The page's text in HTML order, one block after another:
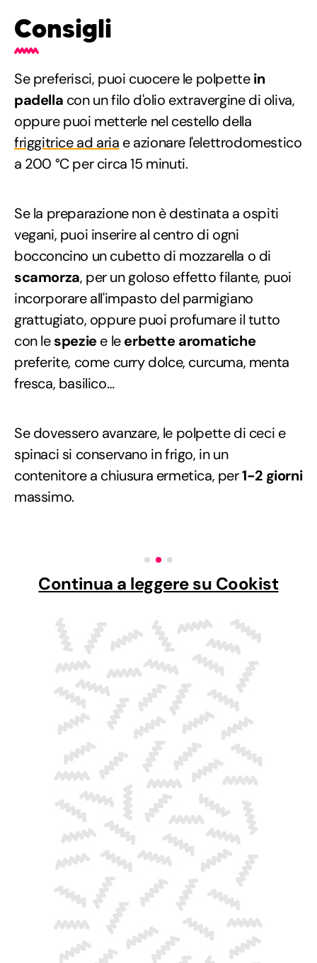
Consigli
Se preferisci, puoi cuocere le polpettein
padella con un filo d'olio extravergine di oliva,
oppure puoi metterle nel cestello della
friggitrice ad aria e azionare l'elettrodomestico
a 200 °C per circa 15 minuti.
Se la preparazione non è destinata a ospiti
vegani, puoi inserire al centro di ogni
bocconcino un cubetto di mozzarella o di
scamorza, per un goloso effetto filante, puoi
incorporare all'impasto del parmigiano
grattugiato, oppure puoi profumare il tutto
con lespeziee leerbette aromatiche
preferite, come curry dolce, curcuma, menta
fresca, basilico…
Se dovessero avanzare, le polpette di ceci e
spinaci si conservano in frigo, in un
contenitore a chiusura ermetica, per1-2 giorni
massimo.
Continua a leggere su Cookist